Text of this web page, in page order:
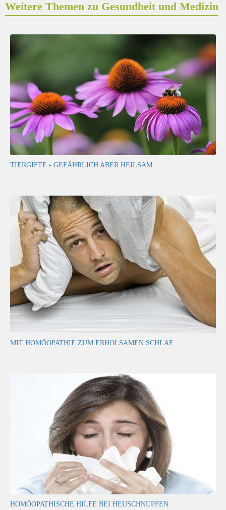
Weitere Themen zu Gesundheit und Medizin
TIERGIFTE - GEFÄHRLICH ABER HEILSAM
MIT HOMÖOPATHIE ZUM ERHOLSAMEN SCHLAF
HOMÖOPATHISCHE HILFE BEI HEUSCHNUPFEN